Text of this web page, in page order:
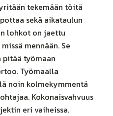
tekemään töitä
sekä aikataulun
lohkot on jaettu
mennään. Se
työmaan
Työmaalla
noin kolmekymmentä
Kokonaisvahvuus
eri vaiheissa.